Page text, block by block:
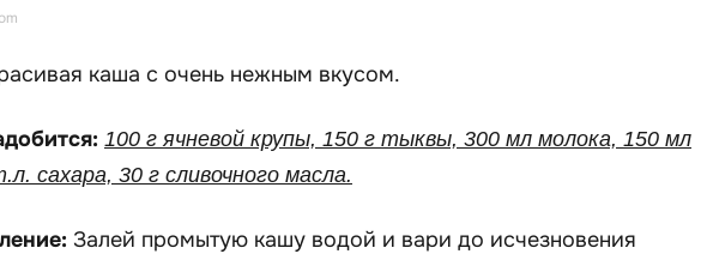
каша с очень нежным вкусом.
100 г ячневой крупы, 150 г тыквы, 300 мл молока, 150 мл
сахара, 30 г сливочного масла.
Залей промытую кашу водой и вари до исчезновения